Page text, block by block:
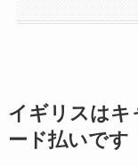
イギリスはキ
ード払いです